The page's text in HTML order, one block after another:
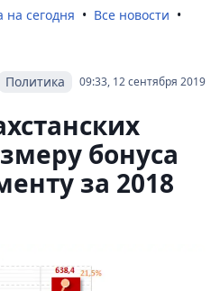
на сегодня
Все новости
09:33, 12 сентября 2019
Политика
бонуса
за 2018